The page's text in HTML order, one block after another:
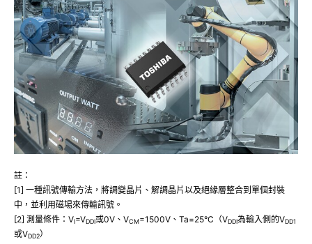
註：
[1] 一種訊號傳輸方法，將調變晶片、解調晶片以及絕緣層整合到單個封裝
中，並利用磁場來傳輸訊號。
[2] 測量條件：VI=VDDI或0V、VCM=1500V、Ta=25°C（VDDI為輸入側的VDD1
或VDD2）